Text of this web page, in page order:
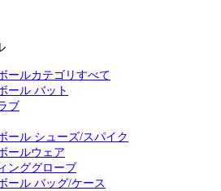
ールカテゴリすべて
ール バット
ブ
ール シューズ/スパイク
ールウェア
ンググローブ
ール バッグ/ケース